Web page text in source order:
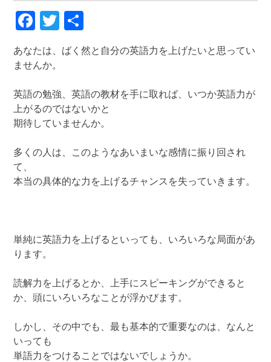
Facebook
Twitter
あなたは、ばく然と自分の英語力を上げたいと思ってい
ませんか。
英語の勉強、英語の教材を手に取れば、いつか英語力が
上がるのではないかと
期待していませんか。
多くの人は、このようなあいまいな感情に振り回され
て、
本当の具体的な力を上げるチャンスを失っていきます。
単純に英語力を上げるといっても、いろいろな局面があ
ります。
読解力を上げるとか、上手にスピーキングができると
か、頭にいろいろなことが浮かびます。
しかし、その中でも、最も基本的で重要なのは、なんと
いっても
単語力をつけることではないでしょうか。